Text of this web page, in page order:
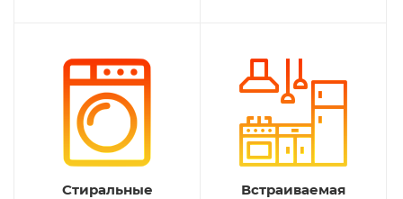
Стиральные
Встраиваемая